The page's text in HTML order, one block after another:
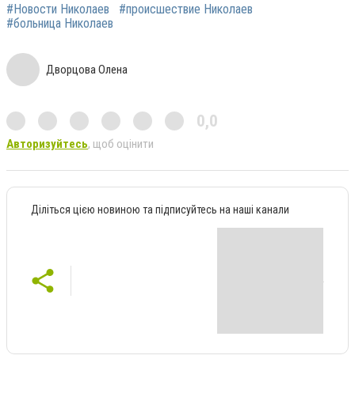
#Новости Николаев
#происшествие Николаев
#больница Николаев
Дворцова Олена
0,0
Авторизуйтесь, щоб оцінити
Діліться цією новиною та підписуйтесь на наші канали